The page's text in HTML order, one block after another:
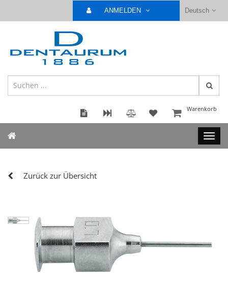
Deutsch
ANMELDEN
Warenkorb
Zurück zur Übersicht